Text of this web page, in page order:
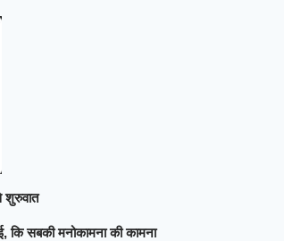
शुरुवात
कि सबकी मनोकामना की कामना